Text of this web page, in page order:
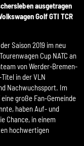
ausgetragen
Golf GTI TCR
Saison 2019 im neu
Cup NATC an
von Werder-Bremen-
in der VLN
Nachwuchssport. Im
große Fan-Gemeinde
haben Auf- und
Chance, in einem
hochwertigen